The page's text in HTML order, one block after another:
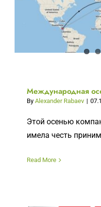
Международная
By Alexander Rabaev |
Этой осенью
имела честь
Read More